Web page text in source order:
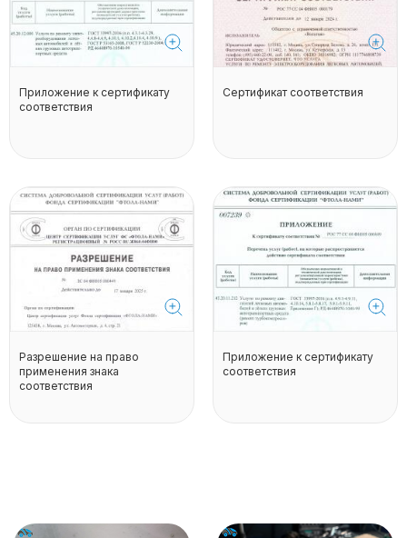
Приложение к сертификату
соответствия
Сертификат соответствия
Разрешение на право
применения знака
соответствия
Приложение к сертификату
соответствия